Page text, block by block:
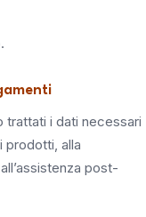
trattati i dati necessari
prodotti, alla
post-